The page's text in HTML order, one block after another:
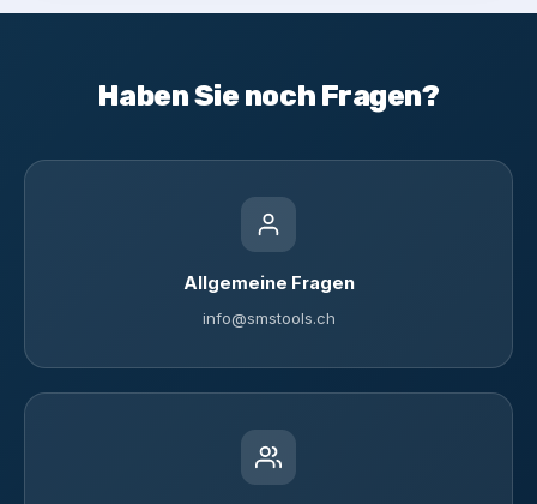
Haben Sie noch Fragen?
Allgemeine Fragen
info@smstools.ch